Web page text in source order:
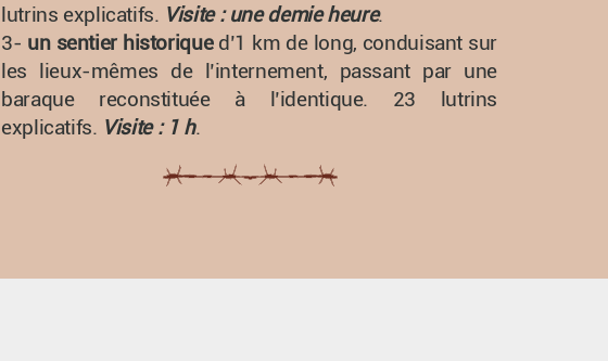
lutrins explicatifs. Visite : une demie heure.
3- un sentier historiqued’1 km de long, conduisant sur
les lieux-mêmes de l’internement, passant par une
baraque reconstituée à l’identique. 23 lutrins
explicatifs. Visite : 1 h.